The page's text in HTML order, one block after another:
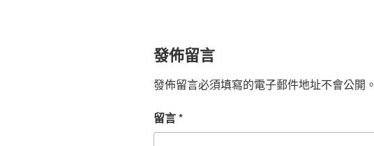
發佈留言
發佈留言必須填寫的電子郵件地址不會公開。
留言*